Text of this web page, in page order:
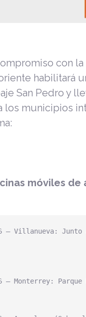
con
habilitará
San Pedro y
los municipios
móviles
– Villanueva:
– Monterrey: